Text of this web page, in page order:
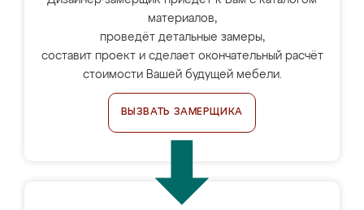
материалов,
проведёт детальные замеры,
составит проект и сделает окончательный расчёт
стоимости Вашей будущей мебели.
ВЫЗВАТЬ ЗАМЕРЩИКА